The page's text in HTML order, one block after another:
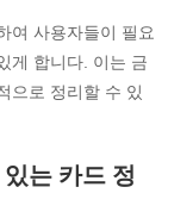
여 사용자들이 필요
게 합니다. 이는 금
으로 정리할 수 있
는 카드 정